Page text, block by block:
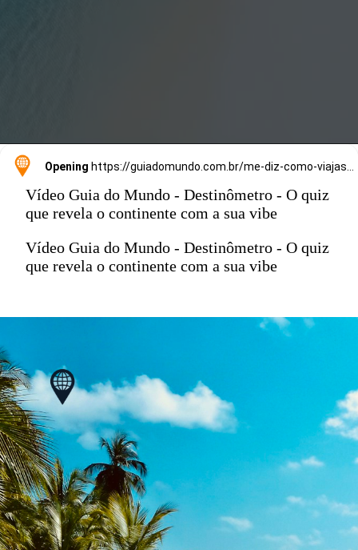
Opening
Vídeo Guia do Mundo - Destinômetro - O quiz
que revela o continente com a sua vibe
Vídeo Guia do Mundo - Destinômetro - O quiz
que revela o continente com a sua vibe